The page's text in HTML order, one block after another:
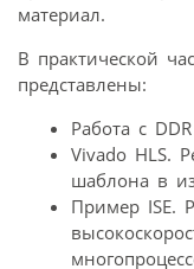
материал.
В практической
представлены:
Работа с
Vivado HLS.
шаблона в
Пример ISE.